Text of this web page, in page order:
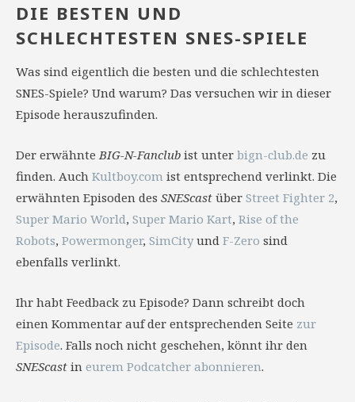
DIE BESTEN UND
SCHLECHTESTEN SNES-SPIELE
Was sind eigentlich die besten und die schlechtesten
SNES-Spiele? Und warum? Das versuchen wir in dieser
Episode herauszufinden.
Der erwähnteBIG-N-Fanclub ist unter bign-club.de zu
finden. Auch Kultboy.com ist entsprechend verlinkt. Die
erwähnten Episoden des SNEScast über Street Fighter 2,
Super Mario World, Super Mario Kart, Rise of the
Robots, Powermonger, SimCityund F-Zero sind
ebenfalls verlinkt.
Ihr habt Feedback zu Episode? Dann schreibt doch
einen Kommentar auf der entsprechenden Seite zur
Episode. Falls noch nicht geschehen, könnt ihr den
SNEScast in eurem Podcatcher abonnieren.